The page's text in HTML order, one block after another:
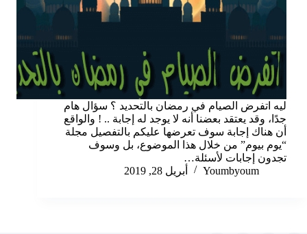
ليه اتفرض الصيام في رمضان بالتحديد ؟ سؤال هام
جدًا، وقد يعتقد بعضنا أنه لا يوجد له إجابة .. ! والواقع
أن هناك إجابة سوف تعرضها عليكم بالتفصيل مجلة
“يوم بيوم” من خلال هذا الموضوع، بل وسوف
تجدون إجابات لأسئلة…
Youmbyoum
أبريل 28, 2019